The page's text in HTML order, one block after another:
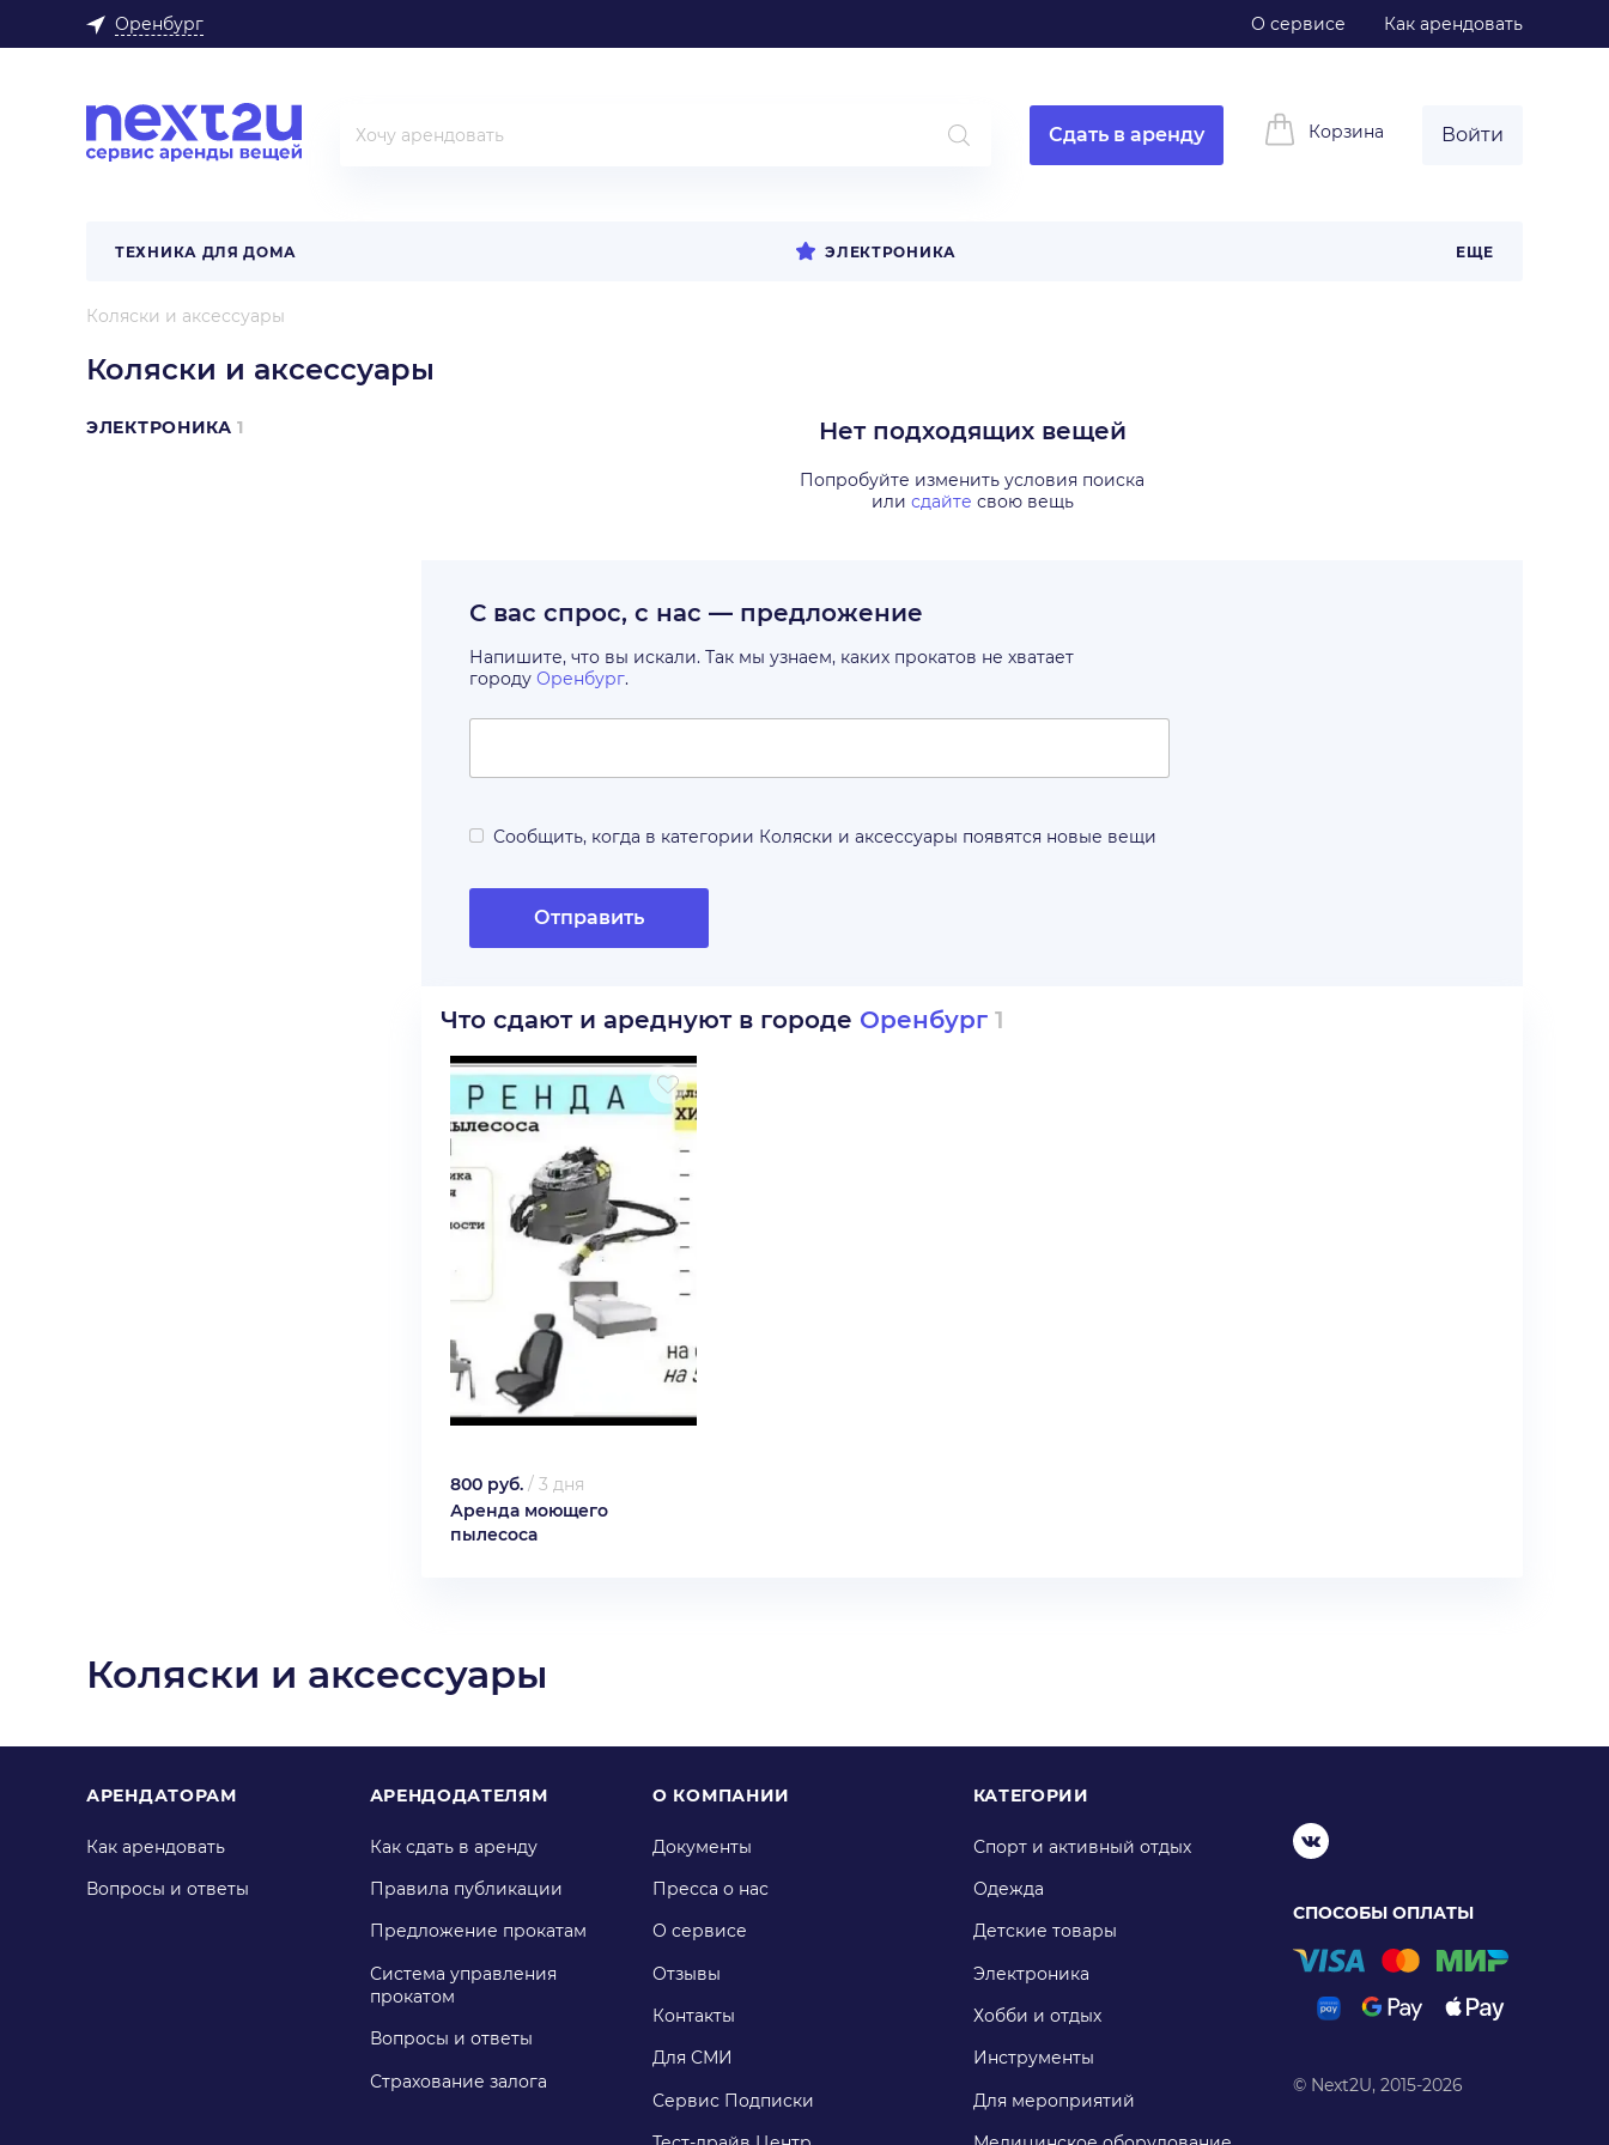
Оренбург О сервисе Как арендовать
Сдать в аренду Корзина Войти
ТЕХНИКА ДЛЯ ДОМА ЭЛЕКТРОНИКА ЕЩЕ
Коляски и аксессуары
Коляски и аксессуары
ЭЛЕКТРОНИКА 1 Нет подходящих вещей
Попробуйте изменить условия поиска
или сдайте свою вещь
С вас спрос, с нас — предложение
Напишите, что вы искали. Так мы узнаем, каких прокатов не хватает
городу Оренбург.
Сообщить, когда в категории Коляски и аксессуары появятся новые вещи
Отправить
Что сдают и ареднуют в городе Оренбург 1
800 руб. / 3 дня
Аренда моющего
пылесоса
Коляски и аксессуары
АРЕНДАТОРАМ
Как арендовать
Вопросы и ответы
АРЕНДОДАТЕЛЯМ
Как сдать в аренду
Правила публикации
Предложение прокатам
Система управления
прокатом
Вопросы и ответы
Страхование залога
О КОМПАНИИ
Документы
Пресса о нас
О сервисе
Отзывы
Контакты
Для СМИ
Сервис Подписки
КАТЕГОРИИ
Спорт и активный отдых
Одежда
Детские товары
Электроника
Хобби и отдых
Инструменты
Для мероприятий
СПОСОБЫ ОПЛАТЫ
© Next2U, 2015-2026